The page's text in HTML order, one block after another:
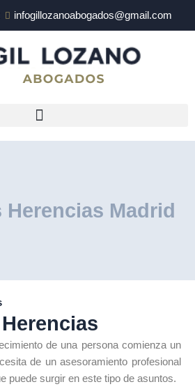
infogillozanoabogados@gmail.com
Madrid
de una persona comienza un
de un asesoramiento profesional
puede surgir en este tipo de asuntos.